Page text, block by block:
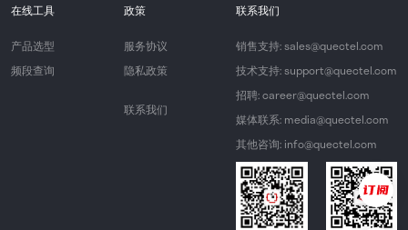
在线工具
产品选型
频段查询
政策
服务协议
隐私政策
联系我们
联系我们
销售支持: sales@quectel.com
技术支持: support@quectel.com
招聘: career@quectel.com
媒体联系: media@quectel.com
其他咨询: info@quectel.com